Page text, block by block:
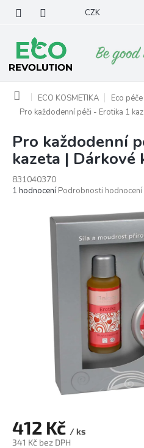
obsah
CZK
Domů ECO KOSMETIKA Eco
Pro každodenní péči - Erotika 1
Pro každodenní
kazeta | Dárkové
831040370
Průměrné
1 hodnocení Podrobnosti hodnocení
412 Kč / ks
341 Kč bez DPH